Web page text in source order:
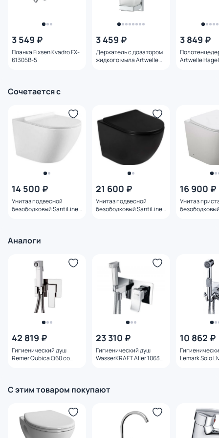
3 549 ₽
Планка Fixsen Kvadro FX-
61305В-5
3 459 ₽
Держатель с дозатором
жидкого мыла Artwelle
3 849 ₽
Artwelle
Сочетается с
14 500 ₽
Унитаз подвесной
безободковый SantiLine
21 600 ₽
Унитаз подвесной
безободковый SantiLine
16 900 ₽
Унитаз
Аналоги
42 819 ₽
Гигиенический душ
Remer Qubica Q60 со
23 310 ₽
Гигиенический душ
WasserKRAFT Aller 10638
10 862 ₽
Lemark Solo
С этим товаром покупают